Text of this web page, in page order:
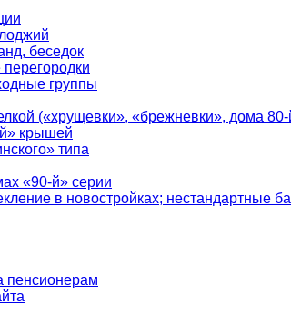
беседок
группы
(«хрущевки», «брежневки», дома 80-
крышей
типа
«90-й» серии
в новостройках; нестандартные
пенсионерам